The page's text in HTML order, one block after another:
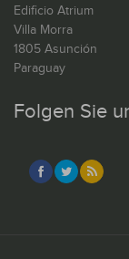
Edificio Atrium
Villa Morra
1805 Asunción
Paraguay
Folgen Sie